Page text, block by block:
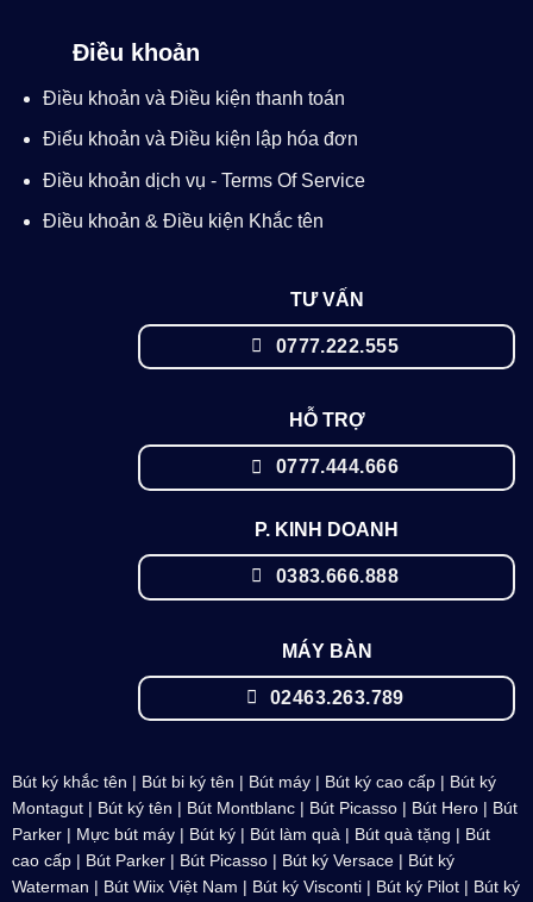
Điều khoản
Điều khoản và Điều kiện thanh toán
Điểu khoản và Điều kiện lập hóa đơn
Điều khoản dịch vụ - Terms Of Service
Điều khoản & Điều kiện Khắc tên
TƯ VẤN
0777.222.555
HỖ TRỢ
0777.444.666
P. KINH DOANH
0383.666.888
MÁY BÀN
02463.263.789
Bút ký khắc tên | Bút bi ký tên | Bút máy| Bút ký cao cấp| Bút ký
Montagut| Bút ký tên | Bút Montblanc| Bút Picasso | Bút Hero| Bút
Parker| Mực bút máy| Bút ký | Bút làm quà | Bút quà tặng | Bút
cao cấp | Bút Parker| Bút Picasso | Bút ký Versace| Bút ký
Waterman | Bút Wiix Việt Nam | Bút ký Visconti | Bút ký Pilot| Bút ký